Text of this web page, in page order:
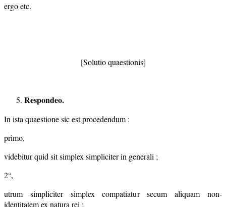
ergo etc.
[Solutio quaestionis]
Respondeo.
In ista quaestione sic est procedendum :
primo,
videbitur quid sit simplex simpliciter in generali ;
2°,
utrum simpliciter simplex compatiatur secum aliquam non-
identitatem ex natura rei ;